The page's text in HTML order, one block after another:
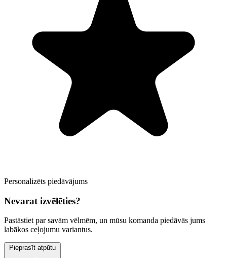
Personalizēts piedāvājums
Nevarat izvēlēties?
Pastāstiet par savām vēlmēm, un mūsu komanda piedāvās jums
labākos ceļojumu variantus.
Pieprasīt atpūtu